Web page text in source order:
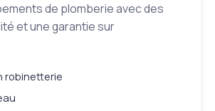
de plomberie avec des
et une garantie sur
robinetterie